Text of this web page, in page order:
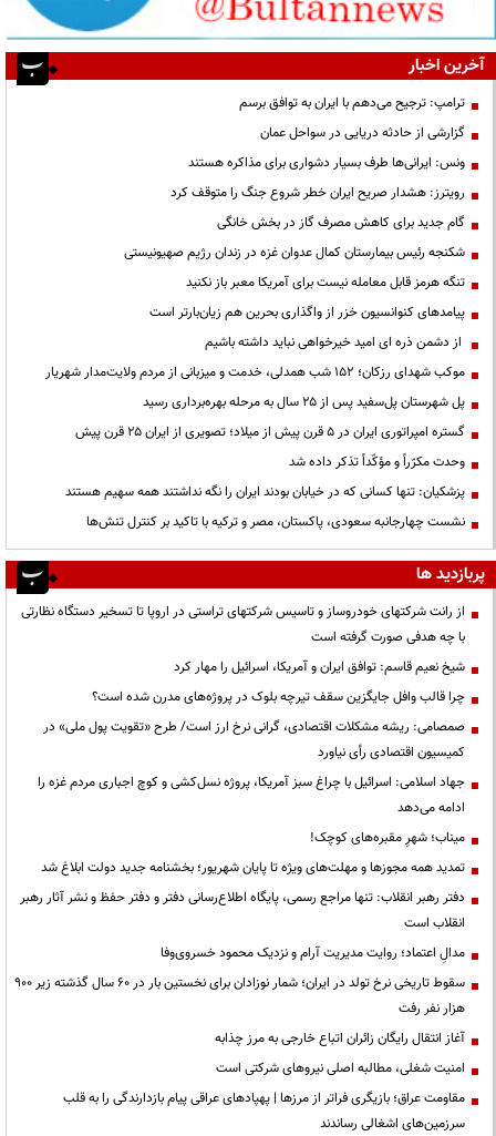
آخرین اخبار
ترامپ: ترجیح می‌دهم با ایران به توافق برسم
گزارشی از حادثه دریایی در سواحل عمان
ونس: ایرانی‌ها طرف بسیار دشواری برای مذاکره هستند
رویترز: هشدار صریح ایران خطر شروع جنگ را متوقف کرد
گام جدید برای کاهش مصرف گاز در بخش خانگی
شکنجه رئیس بیمارستان کمال عدوان غزه در زندان رژیم صهیونیستی
تنگه هرمز قابل معامله نیست برای آمریکا معبر باز نکنید
پیامدهای کنوانسیون خزر از واگذاری بحرین هم زیان‌بارتر است
از دشمن ذره ای امید خیرخواهی نباید داشته باشیم
موکب شهدای رزکان؛ ۱۵۲ شب همدلی، خدمت و میزبانی از مردم ولایت‌مدار شهریار
پل شهرستان پل‌سفید پس از ۲۵ سال به مرحله بهره‌برداری رسید
گستره امپراتوری ایران در ۵ قرن پیش از میلاد؛ تصویری از ایران ۲۵ قرن پیش
وحدت مکرّراً و مؤکّداً تذکر داده شد
پزشکیان: تنها کسانی که در خیابان بودند ایران را نگه نداشتند همه سهیم هستند
نشست چهارجانبه سعودی، پاکستان، مصر و ترکیه با تاکید بر کنترل تنش‌ها
پربازدید ها
از رانت‌ شرکتهای خودروساز و تاسیس شرکتهای تراستی در اروپا تا تسخیر دستگاه نظارتی
با چه هدفی صورت گرفته است
شیخ نعیم قاسم: توافق ایران و آمریکا، اسرائیل را مهار کرد
چرا قالب وافل جایگزین سقف تیرچه بلوک در پروژه‌های مدرن شده است؟
صمصامی: ریشه مشکلات اقتصادی، گرانی نرخ ارز است/ طرح «تقویت پول ملی» در
کمیسیون اقتصادی رأی نیاورد
جهاد اسلامی: اسرائیل با چراغ سبز آمریکا، پروژه نسل‌کشی و کوچ اجباری مردم غزه را
ادامه می‌دهد
میناب؛ شهرِ مقبره‌های کوچک!
تمدید همه مجوزها و مهلت‌های ویژه تا پایان شهریور؛ بخشنامه جدید دولت ابلاغ شد
دفتر رهبر انقلاب: تنها مراجع رسمی، پایگاه اطلاع‌رسانی دفتر و دفتر حفظ و نشر آثار رهبر
انقلاب است
مدالِ اعتماد؛ روایت مدیریت آرام و نزدیک محمود خسروی‌وفا
سقوط تاریخی نرخ تولد در ایران؛ شمار نوزادان برای نخستین بار در ۶۰ سال گذشته زیر ۹۰۰
هزار نفر رفت
آغاز انتقال رایگان زائران اتباع خارجی به مرز چذابه
‌امنیت شغلی، مطالبه اصلی نیروهای شرکتی است
مقاومت عراق؛ بازیگری فراتر از مرزها | پهپادهای عراقی پیام بازدارندگی را به قلب
سرزمین‌های اشغالی رساندند